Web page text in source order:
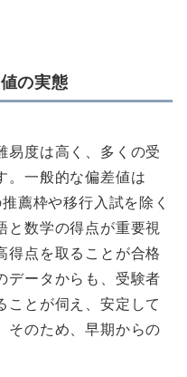
の実態
易度は高く、多くの受
。一般的な偏差値は
薦枠や移行入試を除く
と数学の得点が重要視
得点を取ることが合格
データからも、受験者
ことが伺え、安定して
そのため、早期からの